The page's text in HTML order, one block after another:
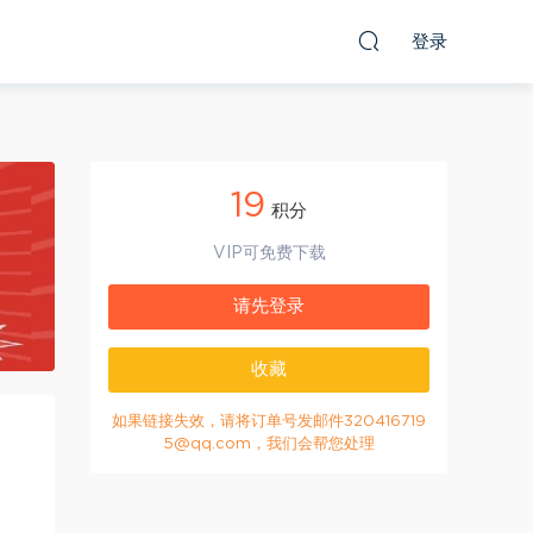
登录
19 积分
VIP可免费下载
请先登录
收藏
如果链接失效，请将订单号发邮件320416719
5@qq.com，我们会帮您处理